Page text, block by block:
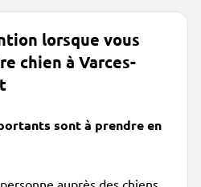
lorsque vous
chien à Varces-
sont à prendre en
auprès des chiens